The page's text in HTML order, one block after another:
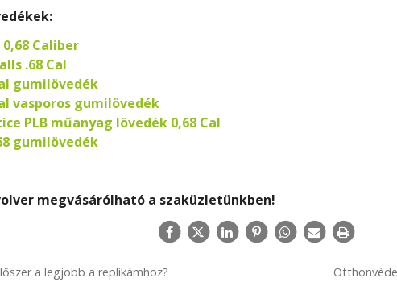
Caliber
.68 Cal
gumilövedék
vasporos gumilövedék
PLB műanyag lövedék 0,68 Cal
gumilövedék
megvásárólható a szaküzletünkben!
a legjobb a replikámhoz?